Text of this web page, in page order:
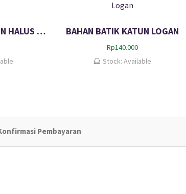
BAHAN BATIK KATUN HALUS EZRA BAHAN BATIK KATUN LOGAN
Rp140.000
Stock: Available
Pembayaran